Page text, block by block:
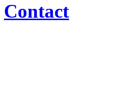
Contact